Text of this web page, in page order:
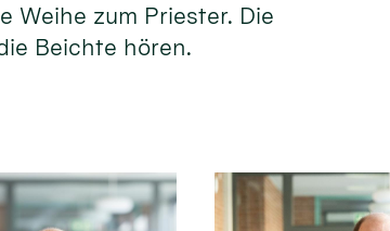
Weihe zum Priester. Die
Beichte hören.